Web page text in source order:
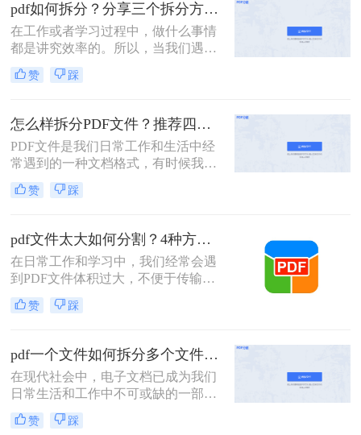
子书、一份合并的财务报表，或是一
次会议的所有记录。此时，如何从中
精准、快速地提取出我们需要的部
分，就成了一个亟待解决的问
题。“拆分PDF”这项技能，因此变得
pdf如何拆分？分享三个拆分方法！
在工作或者学习过程中，做什么事情
都是讲究效率的。所以，当我们遇到
内容又多篇幅又长的PDF文件时，根
本来不及花太多时间去仔细阅读，这
多个文件以便我们快速查阅。那么有
没有更加简便高效的方法可以让我们
实现这一操作呢？今天我就推荐三个
实用的方法来教你pdf如何拆分，让你
快速提高文件处理效率。
赞 踩
怎么样拆分PDF文件？推荐四个拆分PDF方法！
PDF文件是我们日常工作和生活中经
常遇到的一种文档格式，有时候我们
需要对PDF文件进行拆分，以便更好
地管理和处理。本文将为您详细介绍
理和使用。
赞 踩
pdf文件太大如何分割？4种方法教你如何快速拆分！
在日常工作和学习中，我们经常会遇
到PDF文件体积过大，不便于传输或
管理的情况。此时，将PDF文件分割
成多个较小的文件就显得尤为重要。
详细介绍几种常用的PDF文件分割方
法，帮助用户轻松应对大体积PDF文
件的处理难题。
赞 踩
pdf一个文件如何拆分多个文件？教你4招高效又简单！
在现代社会中，电子文档已成为我们
日常生活和工作中不可或缺的一部
分。而PDF文件是最常见和流行的电
子文档格式之一。但有时我们可能会
赞 踩